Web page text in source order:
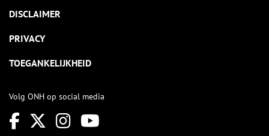
DISCLAIMER
PRIVACY
TOEGANKELIJKHEID
Volg ONH op social media